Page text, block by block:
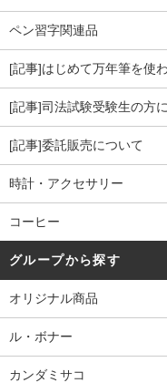
ペン習字関連品
[記事]はじめて万年筆を使
[記事]司法試験受験生の方に
[記事]委託販売について
時計・アクセサリー
コーヒー
グループから探す
オリジナル商品
ル・ボナー
カンダミサコ